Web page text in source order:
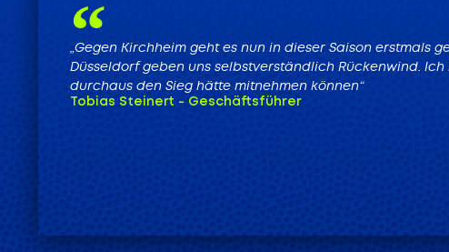
„Gegen Kirchheim geht es nun in dieser Saison erstmals
Düsseldorf geben uns selbstverständlich Rückenwind.
durchaus den Sieg hätte mitnehmen können“
Tobias Steinert - Geschäftsführer